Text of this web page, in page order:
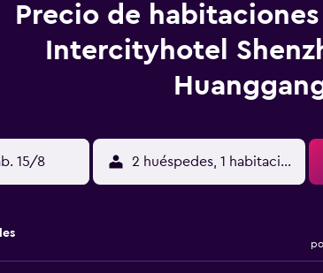
Precio de
Intercityhotel
15/8 2 huéspedes, 1 habitación